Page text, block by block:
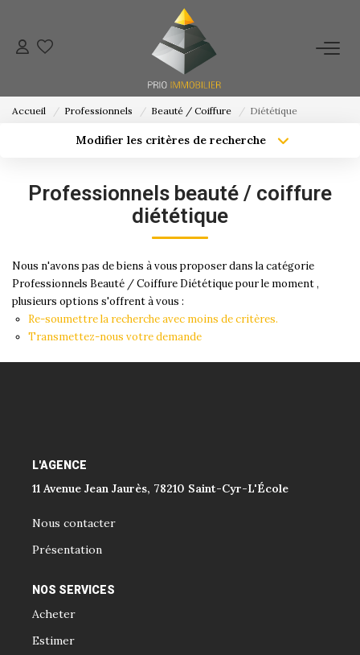
ACHETER
NOTRE AGENCE
CONTACT
Accueil Professionnels Beauté / Coiffure Diététique
Modifier les critères de recherche
Budget max
Professionnels beauté / coiffure
diététique
Nous n'avons pas de biens à vous proposer dans la catégorie
Professionnels Beauté / Coiffure Diététique pour le moment ,
plusieurs options s'offrent à vous :
Re-soumettre la recherche avec moins de critères.
Transmettez-nous votre demande
L'AGENCE
11 Avenue Jean Jaurès, 78210 Saint-Cyr-L'École
Nous contacter
Présentation
NOS SERVICES
Acheter
Estimer